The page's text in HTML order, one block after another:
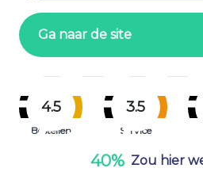
Ga naar de site
4.5
Bestellen
3.5
Service
40% Zou hier